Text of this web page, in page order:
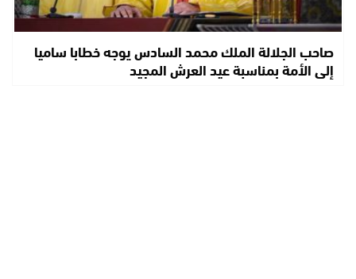
صاحب الجلالة الملك محمد السادس يوجه خطابا ساميا
إلى الأمة بمناسبة عيد العرش المجيد